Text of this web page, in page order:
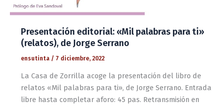
Presentación editorial: «Mil palabras para ti»
(relatos), de Jorge Serrano
ensutinta / 7 diciembre, 2022
La Casa de Zorrilla acoge la presentación del libro de
relatos «Mil palabras para ti», de Jorge Serrano. Entrada
libre hasta completar aforo: 45 pas. Retransmisión en